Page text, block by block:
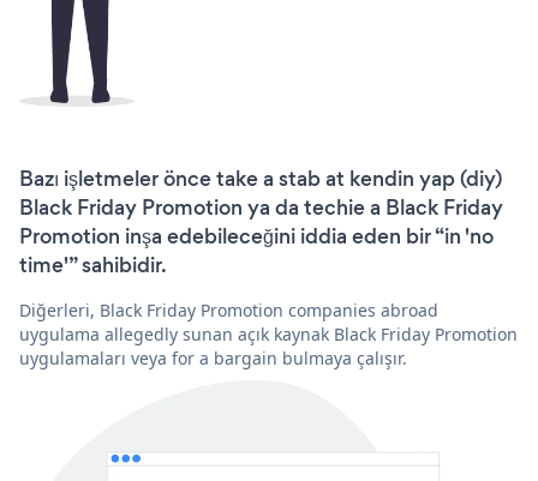
Bazı işletmeler önce take a stab at kendin yap (diy)
Black Friday Promotion ya da techie a Black Friday
Promotion inşa edebileceğini iddia eden bir “in 'no
time'” sahibidir.
Diğerleri, Black Friday Promotion companies abroad
uygulama allegedly sunan açık kaynak Black Friday Promotion
uygulamaları veya for a bargain bulmaya çalışır.